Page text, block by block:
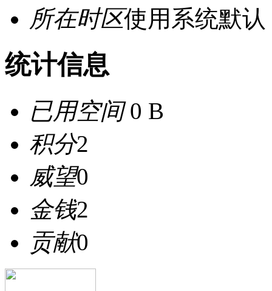
所在时区使用系统默认
统计信息
已用空间0 B
积分2
威望0
金钱2
贡献0